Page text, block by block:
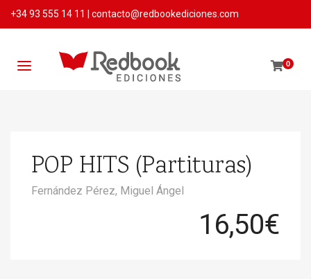
+34 93 555 14 11 contacto@redbookediciones.com
0
POP HITS (Partituras)
Fernández Pérez, Miguel Ángel
16,50€